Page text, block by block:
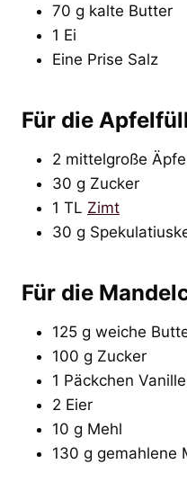
70 g kalte Butter
1 Ei
Eine Prise Salz
Für die
2 mittelgroße
30 g Zucker
1 TL Zimt
30 g
Für die
125 g weiche
100 g Zucker
1 Päckchen
2 Eier
10 g Mehl
130 g gemahlene